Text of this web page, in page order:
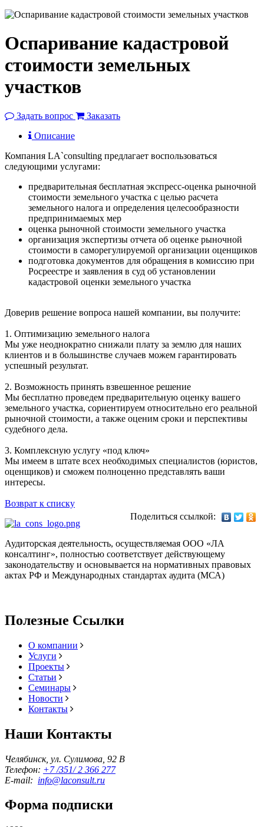
Оспаривание кадастровой
стоимости земельных
участков
Задать вопрос
Заказать
Описание
Компания LA`consulting предлагает воспользоваться
следующими услугами:
предварительная бесплатная экспресс-оценка рыночной
стоимости земельного участка с целью расчета
земельного налога и определения целесообразности
предпринимаемых мер
оценка рыночной стоимости земельного участка
организация экспертизы отчета об оценке рыночной
стоимости в саморегулируемой организации оценщиков
подготовка документов для обращения в комиссию при
Росреестре и заявления в суд об установлении
кадастровой оценки земельного участка
Доверив решение вопроса нашей компании, вы получите:
1. Оптимизацию земельного налога
Мы уже неоднократно снижали плату за землю для наших
клиентов и в большинстве случаев можем гарантировать
успешный результат.
2. Возможность принять взвешенное решение
Мы бесплатно проведем предварительную оценку вашего
земельного участка, сориентируем относительно его реальной
рыночной стоимости, а также оценим сроки и перспективы
судебного дела.
3. Комплексную услугу «под ключ»
Мы имеем в штате всех необходимых специалистов (юристов,
оценщиков) и сможем полноценно представлять ваши
интересы.
Возврат к списку
Поделиться ссылкой:
Аудиторская деятельность, осуществляемая ООО «ЛА
консалтинг», полностью соответствует действующему
законодательству и основывается на нормативных правовых
актах РФ и Международных стандартах аудита (МСА)
Полезные Ссылки
О компании
Услуги
Проекты
Статьи
Семинары
Новости
Контакты
Наши Контакты
Челябинск, ул. Сулимова, 92 В
Телефон: +7 /351/ 2 366 277
E-mail: info@laconsult.ru
Форма подписки